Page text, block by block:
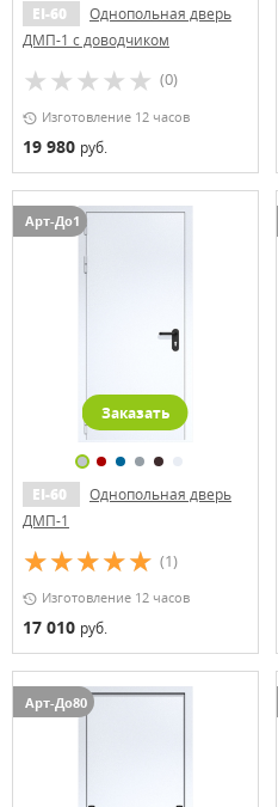
EI-60
Однопольная дверь
ДМП-1 с доводчиком
(0)
Изготовление 12 часов
19 980 руб.
Арт-До1
Заказать
EI-60
Однопольная дверь
ДМП-1
(1)
Изготовление 12 часов
17 010 руб.
Арт-До80